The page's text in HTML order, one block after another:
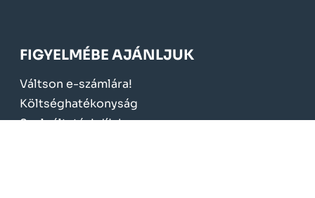
FIGYELMÉBE AJÁNLJUK
Váltson e-számlára!
Költséghatékonyság
Szolgáltatási díjak